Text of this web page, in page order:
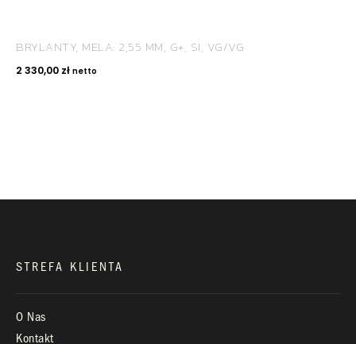
BRYLANTY, MELA: 2,55 MM, G+, SI, VG/VG
2 330,00 zł netto
KONTAKT
STREFA KLIENTA
O Nas
Kontakt